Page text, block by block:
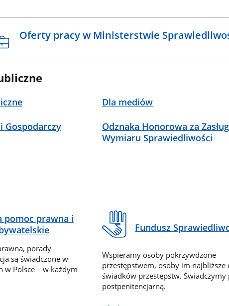
Oferty pracy w Ministerstwie
Dla mediów
Gospodarczy
Odznaka Honorowa za
Wymiaru Sprawiedliwości
pomoc prawna i
porady
są świadczone w
w Polsce – w każdym
Fundusz
Wspieramy osoby pokrzywdzone
przestępstwem, osoby im najbliższe
świadków przestępstw. Świadczymy
postpenitencjarną.